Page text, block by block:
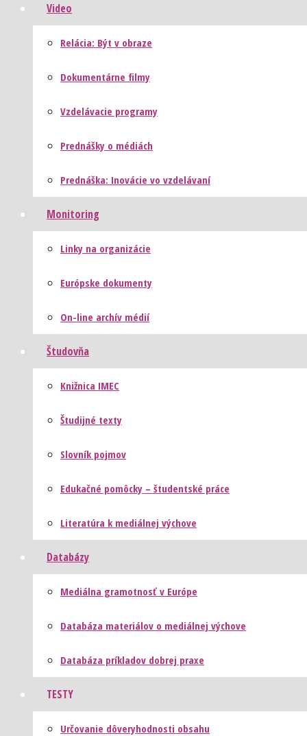
Video
Relácia: Být v obraze
Dokumentárne filmy
Vzdelávacie programy
Prednášky o médiách
Prednáška: Inovácie vo vzdelávaní
Monitoring
Linky na organizácie
Európske dokumenty
On-line archív médií
Študovňa
Knižnica IMEC
Študijné texty
Slovník pojmov
Edukačné pomôcky – študentské práce
Literatúra k mediálnej výchove
Databázy
Mediálna gramotnosť v Európe
Databáza materiálov o mediálnej výchove
Databáza príkladov dobrej praxe
TESTY
Určovanie dôveryhodnosti obsahu